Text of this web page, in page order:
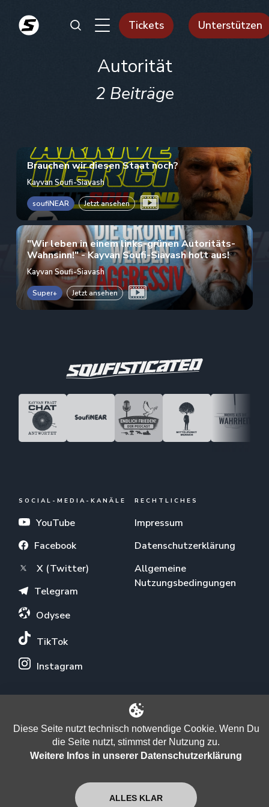
Tickets Unterstützen
Autorität
2 Beiträge
Brauchen wir diesen Staat noch?
Kayvan Soufi-Siavash
soufiNEAR Jetzt ansehen
"Wir leben in einem links-grünen Autoritäts-
Wahnsinn!" - Kayvan Soufi-Siavash holt aus!
Kayvan Soufi-Siavash
Super+ Jetzt ansehen
SOCIAL-MEDIA-KANÄLE
YouTube
Facebook
X (Twitter)
Telegram
Odysee
TikTok
Instagram
RECHTLICHES
Impressum
Datenschutzerklärung
Allgemeine
Nutzungsbedingungen
Newsletter
Verein
Unterstützen
Diese Seite nutzt technisch notwendige Cookie. Wenn Du
die Seite nutzt, stimmst der Nutzung zu.
Weitere Infos in unserer Datenschutzerklärung
ALLES KLAR